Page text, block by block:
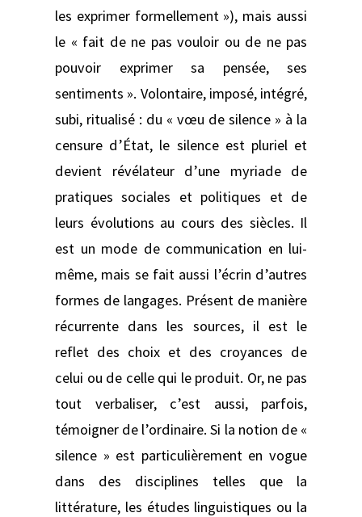
les exprimer formellement »), mais aussi
le « fait de ne pas vouloir ou de ne pas
pouvoir exprimer sa pensée, ses
sentiments ». Volontaire, imposé, intégré,
subi, ritualisé : du « vœu de silence » à la
censure d’État, le silence est pluriel et
devient révélateur d’une myriade de
pratiques sociales et politiques et de
leurs évolutions au cours des siècles. Il
est un mode de communication en lui-
même, mais se fait aussi l’écrin d’autres
formes de langages. Présent de manière
récurrente dans les sources, il est le
reflet des choix et des croyances de
celui ou de celle qui le produit. Or, ne pas
tout verbaliser, c’est aussi, parfois,
témoigner de l’ordinaire. Si la notion de «
silence » est particulièrement en vogue
dans des disciplines telles que la
littérature, les études linguistiques ou la